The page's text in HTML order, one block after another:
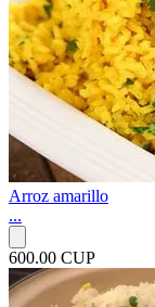
Arroz amarillo
...
600.00 CUP